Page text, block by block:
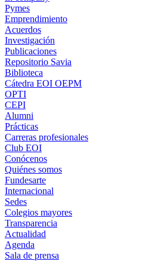
Pymes
Emprendimiento
Acuerdos
Investigación
Publicaciones
Repositorio Savia
Biblioteca
Cátedra EOI OEPM
OPTI
CEPI
Alumni
Prácticas
Carreras profesionales
Club EOI
Conócenos
Quiénes somos
Fundesarte
Internacional
Sedes
Colegios mayores
Transparencia
Actualidad
Agenda
Sala de prensa